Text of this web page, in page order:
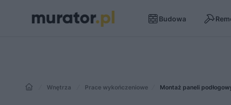
Budowa
Wnętrza Prace wykończeniowe Montaż paneli